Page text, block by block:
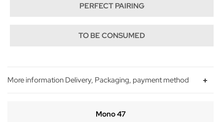
PERFECT PAIRING
TO BE CONSUMED
More information Delivery, Packaging, payment method
Mono 47